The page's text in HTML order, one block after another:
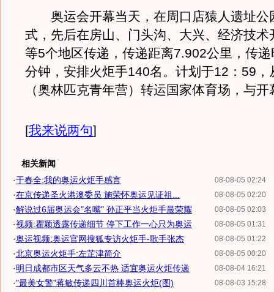
奥运会开幕当天，在周口店猿人遗址公
式，先后在房山、门头沟、大兴、经济技术
等5个地区传递，传递距离7.902公里，传
分钟，安排火炬手140名。计划于12：59，
（奥林匹克青年营）转运国家体育场，与
[我来说两句]
相关新闻
08-08-05 02:24
·于春全:我的奥运火炬手感言
08-08-05 02:20
·在京传递圣火港澳委员 施荣怀奥运见证祖...
08-08-05 02:03
·解说过6届奥运会"名嘴" 孙正平当火炬手最荣耀
08-08-05 01:31
·视频:瞿颖透露传递细节 停下工作一心只为奥运
08-08-05 01:22
·奥运视频:奥运官网搜狐专访火炬手-歌手张杰
08-08-05 00:20
·北京奥运火炬手:左芷津简介
08-08-04 16:21
·明日成都市区天气多云不热 适宜奥运火炬传递
08-08-03 15:28
·"最美女警"蒋敏传递四川首棒奥运火炬(图)